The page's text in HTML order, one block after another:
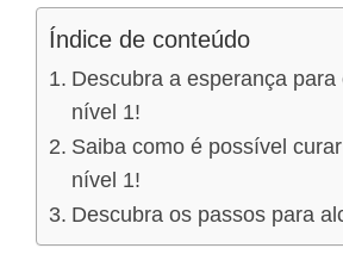
Índice de conteúdo
Descubra a esperança para
nível 1!
Saiba como é possível
nível 1!
Descubra os passos para